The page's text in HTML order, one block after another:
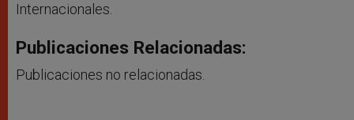
Internacionales.
Publicaciones Relacionadas:
Publicaciones no relacionadas.